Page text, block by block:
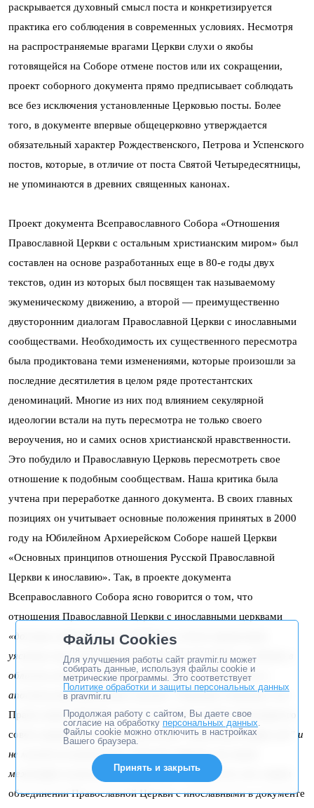
раскрывается духовный смысл поста и конкретизируется
практика его соблюдения в современных условиях. Несмотря
на распространяемые врагами Церкви слухи о якобы
готовящейся на Соборе отмене постов или их сокращении,
проект соборного документа прямо предписывает соблюдать
все без исключения установленные Церковью посты. Более
того, в документе впервые общецерковно утверждается
обязательный характер Рождественского, Петрова и Успенского
постов, которые, в отличие от поста Святой Четыредесятницы,
не упоминаются в древних священных канонах.
Проект документа Всеправославного Собора «Отношения
Православной Церкви с остальным христианским миром» был
составлен на основе разработанных еще в 80-е годы двух
текстов, один из которых был посвящен так называемому
экуменическому движению, а второй — преимущественно
двусторонним диалогам Православной Церкви с инославными
сообществами. Необходимость их существенного пересмотра
была продиктована теми изменениями, которые произошли за
последние десятилетия в целом ряде протестантских
деноминаций. Многие из них под влиянием секулярной
идеологии встали на путь пересмотра не только своего
вероучения, но и самих основ христианской нравственности.
Это побудило и Православную Церковь пересмотреть свое
отношение к подобным сообществам. Наша критика была
учтена при переработке данного документа. В своих главных
позициях он учитывает основные положения принятых в 2000
году на Юбилейном Архиерейском Соборе нашей Церкви
«Основных принципов отношения Русской Православной
Церкви к инославию». Так, в проекте документа
Всеправославного Собора ясно говорится о том, что
отношения Православной Церкви с инославными церквами
«должны строиться на скорейшем и более правильном
уяснении ими всей экклезиологической тематики, особенно в
области учения о таинствах, благодати, священстве и
апостольском преемстве в целом». Отдельно отмечено, что
Православная Церковь, хотя и участвует в работе Всемирного
совета церквей,«не принимает идею “равенства конфессий” и
не может воспринимать единство Церкви как некий
межконфессиональный компромисс». Разумеется, ни о каком
объединении Православной Церкви с инославными в документе
Файлы Cookies
Для улучшения работы сайт pravmir.ru может
собирать данные, используя файлы cookie и
метрические программы. Это соответствует
Политике обработки и защиты персональных данных
в pravmir.ru
Продолжая работу с сайтом, Вы даете свое
согласие на обработку персональных данных.
Файлы cookie можно отключить в настройках
Вашего браузера.
Принять и закрыть